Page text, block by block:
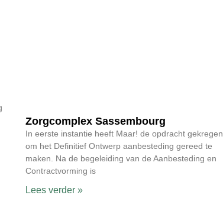
Zorgcomplex Sassembourg
In eerste instantie heeft Maar! de opdracht gekregen
om het Definitief Ontwerp aanbesteding gereed te
maken. Na de begeleiding van de Aanbesteding en
Contractvorming is
Lees verder »